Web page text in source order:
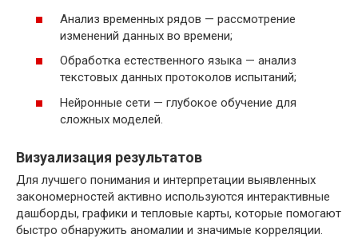
Анализ временных рядов — рассмотрение
изменений данных во времени;
Обработка естественного языка — анализ
текстовых данных протоколов испытаний;
Нейронные сети — глубокое обучение для
сложных моделей.
Визуализация результатов
Для лучшего понимания и интерпретации выявленных
закономерностей активно используются интерактивные
дашборды, графики и тепловые карты, которые помогают
быстро обнаружить аномалии и значимые корреляции.